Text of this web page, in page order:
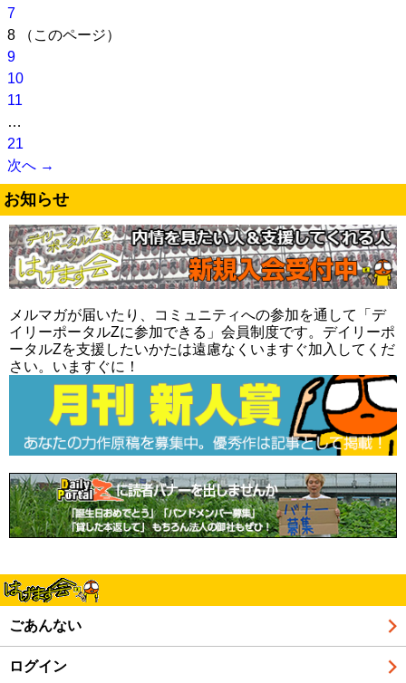
7
8
（このページ）
9
10
11
…
21
次へ →
お知らせ
メルマガが届いたり、コミュニティへの参加を通して「デ
イリーポータルZに参加できる」会員制度です。デイリーポ
ータルZを支援したいかたは遠慮なくいますぐ加入してくだ
さい。いますぐに！
ごあんない
ログイン